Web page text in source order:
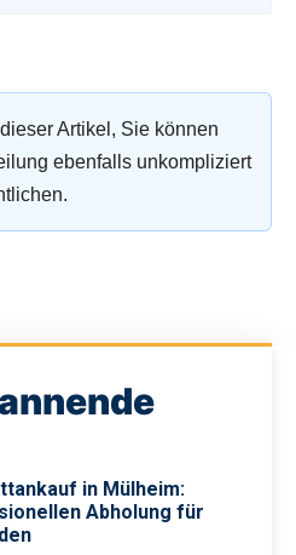
Artikel, Sie können
ebenfalls unkompliziert
in Mülheim:
Abholung für